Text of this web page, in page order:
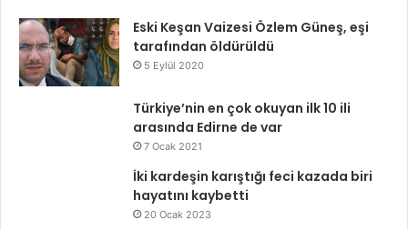
Eski Keşan Vaizesi Özlem Güneş, eşi
tarafından öldürüldü
5 Eylül 2020
Türkiye’nin en çok okuyan ilk 10 ili
arasında Edirne de var
7 Ocak 2021
İki kardeşin karıştığı feci kazada biri
hayatını kaybetti
20 Ocak 2023